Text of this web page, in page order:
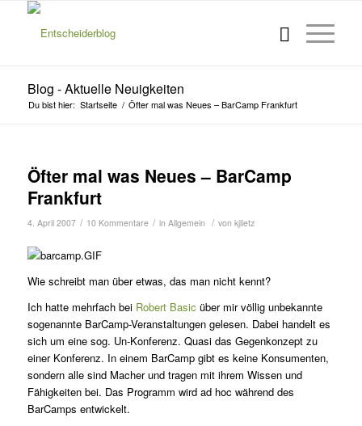
Blog - Aktuelle Neuigkeiten
Du bist hier: Startseite / Öfter mal was Neues – BarCamp Frankfurt
Öfter mal was Neues – BarCamp
Frankfurt
4. April 2007 / 10 Kommentare / in Allgemein / von kjlietz
Wie schreibt man über etwas, das man nicht kennt?
Ich hatte mehrfach bei Robert Basic über mir völlig unbekannte
sogenannte BarCamp-Veranstaltungen gelesen. Dabei handelt es
sich um eine sog. Un-Konferenz. Quasi das Gegenkonzept zu
einer Konferenz. In einem BarCamp gibt es keine Konsumenten,
sondern alle sind Macher und tragen mit ihrem Wissen und
Fähigkeiten bei. Das Programm wird ad hoc während des
BarCamps entwickelt.